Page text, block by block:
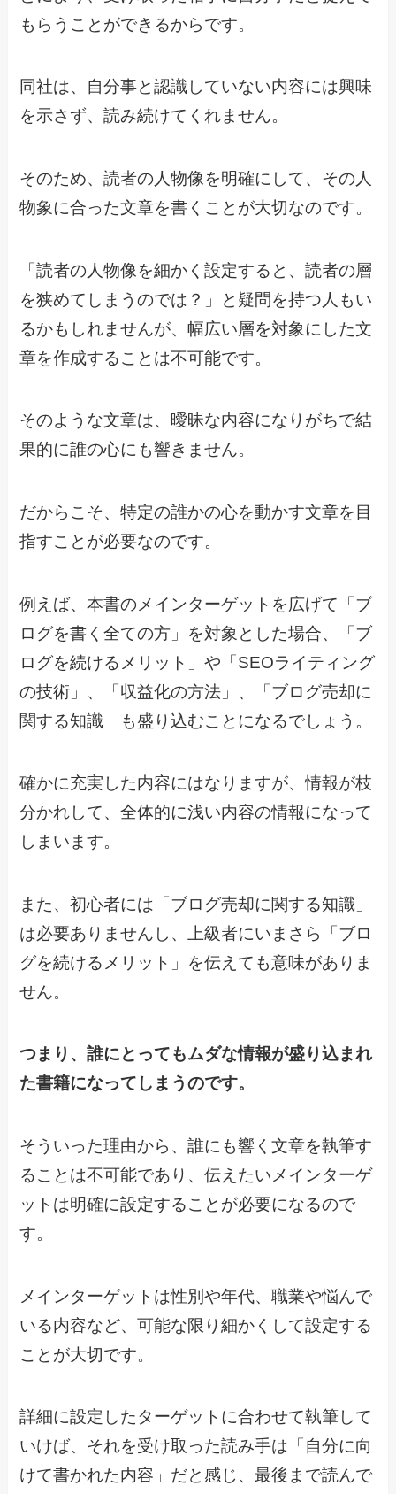
もらうことができるからです。
同社は、自分事と認識していない内容には興味
を示さず、読み続けてくれません。
そのため、読者の人物像を明確にして、その人
物象に合った文章を書くことが大切なのです。
「読者の人物像を細かく設定すると、読者の層
を狭めてしまうのでは？」と疑問を持つ人もい
るかもしれませんが、幅広い層を対象にした文
章を作成することは不可能です。
そのような文章は、曖昧な内容になりがちで結
果的に誰の心にも響きません。
だからこそ、特定の誰かの心を動かす文章を目
指すことが必要なのです。
例えば、本書のメインターゲットを広げて「ブ
ログを書く全ての方」を対象とした場合、「ブ
ログを続けるメリット」や「SEOライティング
の技術」、「収益化の方法」、「ブログ売却に
関する知識」も盛り込むことになるでしょう。
確かに充実した内容にはなりますが、情報が枝
分かれして、全体的に浅い内容の情報になって
しまいます。
また、初心者には「ブログ売却に関する知識」
は必要ありませんし、上級者にいまさら「ブロ
グを続けるメリット」を伝えても意味がありま
せん。
つまり、誰にとってもムダな情報が盛り込まれ
た書籍になってしまうのです。
そういった理由から、誰にも響く文章を執筆す
ることは不可能であり、伝えたいメインターゲ
ットは明確に設定することが必要になるので
す。
メインターゲットは性別や年代、職業や悩んで
いる内容など、可能な限り細かくして設定する
ことが大切です。
詳細に設定したターゲットに合わせて執筆して
いけば、それを受け取った読み手は「自分に向
けて書かれた内容」だと感じ、最後まで読んで